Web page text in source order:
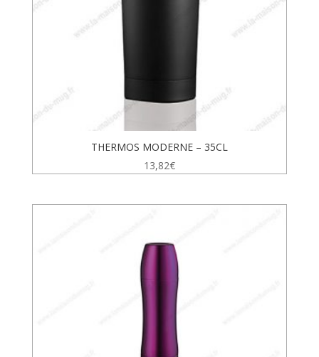
THERMOS MODERNE – 35CL
13,82€